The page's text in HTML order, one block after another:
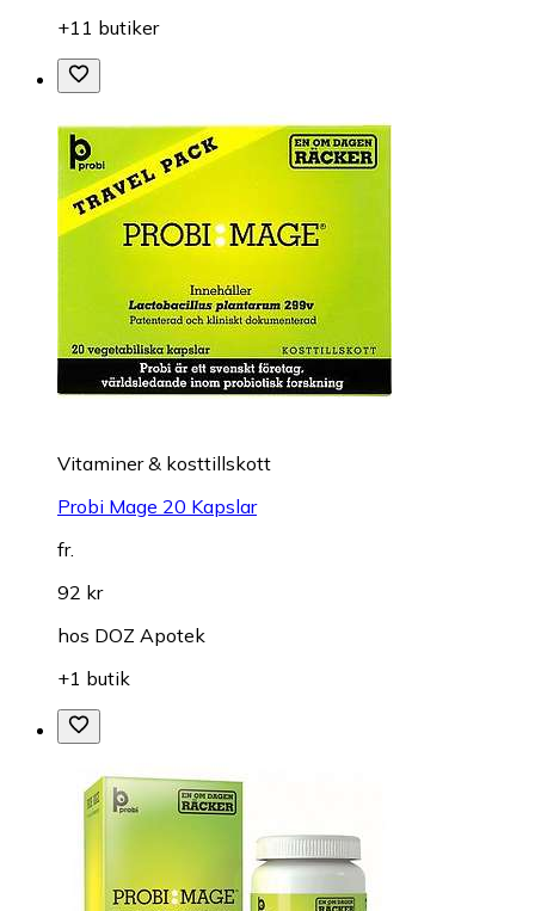
+11 butiker
Vitaminer & kosttillskott
Probi Mage 20 Kapslar
fr.
92 kr
hos DOZ Apotek
+1 butik